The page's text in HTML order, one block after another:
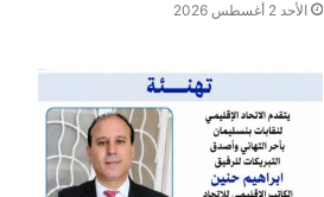
الأحد 2 أغسطس 2026